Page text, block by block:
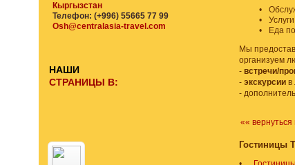
•
•
•
Еда
Мы
организуем
- встречи/
- экскурсии в
-
««
Гостиницы
Кыргызстан
Телефон: (+996) 55665 77 99
Osh@centralasia-travel.com
НАШИ
СТРАНИЦЫ В: